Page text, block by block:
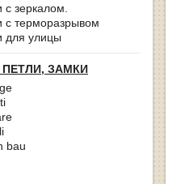
с зеркалом.
с терморазрывом
для улицы
ПЕТЛИ, ЗАМКИ
bau